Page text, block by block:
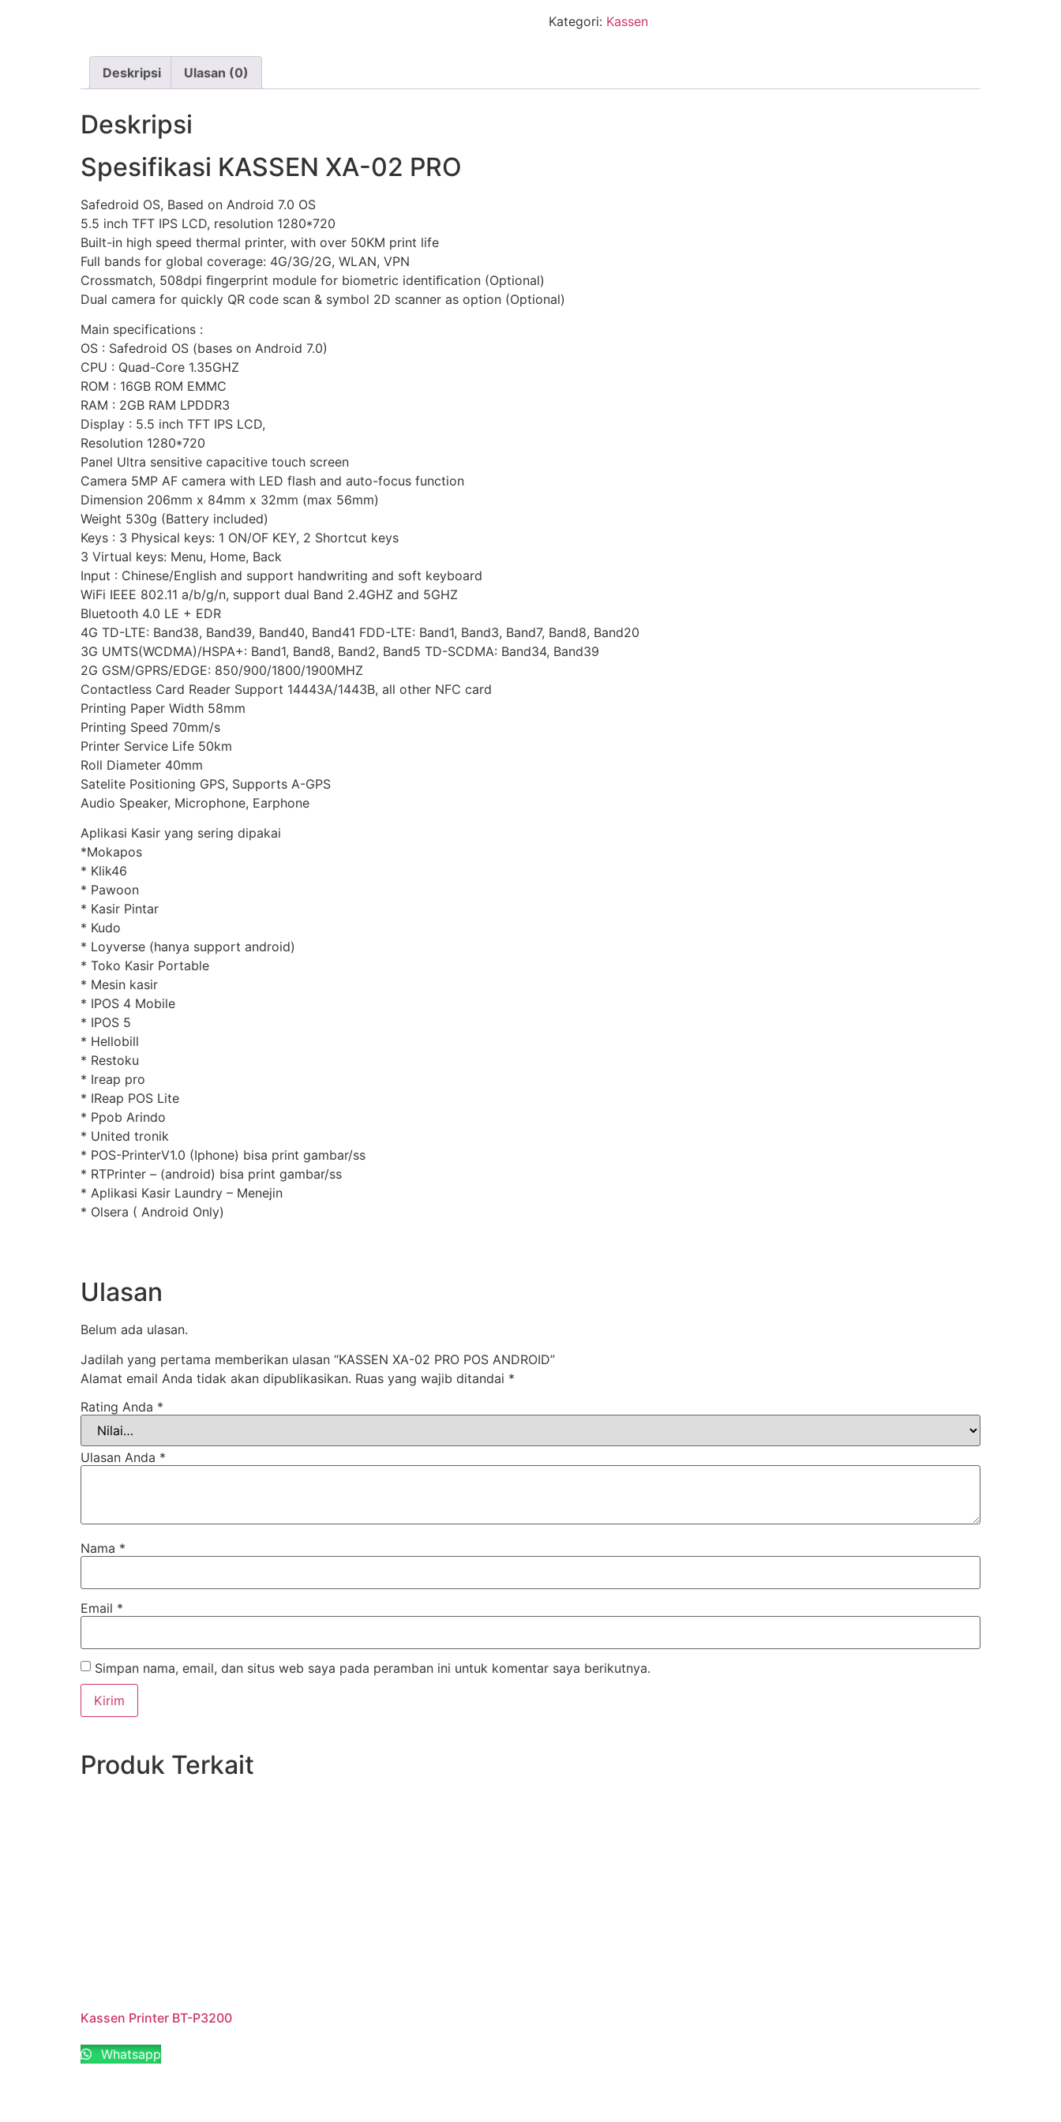
Kategori: Kassen
Deskripsi Ulasan (0)
Deskripsi
Spesifikasi KASSEN XA-02 PRO
Safedroid OS, Based on Android 7.0 OS
5.5 inch TFT IPS LCD, resolution 1280*720
Built-in high speed thermal printer, with over 50KM print life
Full bands for global coverage: 4G/3G/2G, WLAN, VPN
Crossmatch, 508dpi ﬁngerprint module for biometric identiﬁcation (Optional)
Dual camera for quickly QR code scan & symbol 2D scanner as option (Optional)
Main specifications :
OS : Safedroid OS (bases on Android 7.0)
CPU : Quad-Core 1.35GHZ
ROM : 16GB ROM EMMC
RAM : 2GB RAM LPDDR3
Display : 5.5 inch TFT IPS LCD,
Resolution 1280*720
Panel Ultra sensitive capacitive touch screen
Camera 5MP AF camera with LED flash and auto-focus function
Dimension 206mm x 84mm x 32mm (max 56mm)
Weight 530g (Battery included)
Keys : 3 Physical keys: 1 ON/OF KEY, 2 Shortcut keys
3 Virtual keys: Menu, Home, Back
Input : Chinese/English and support handwriting and soft keyboard
WiFi IEEE 802.11 a/b/g/n, support dual Band 2.4GHZ and 5GHZ
Bluetooth 4.0 LE + EDR
4G TD-LTE: Band38, Band39, Band40, Band41 FDD-LTE: Band1, Band3, Band7, Band8, Band20
3G UMTS(WCDMA)/HSPA+: Band1, Band8, Band2, Band5 TD-SCDMA: Band34, Band39
2G GSM/GPRS/EDGE: 850/900/1800/1900MHZ
Contactless Card Reader Support 14443A/1443B, all other NFC card
Printing Paper Width 58mm
Printing Speed 70mm/s
Printer Service Life 50km
Roll Diameter 40mm
Satelite Positioning GPS, Supports A-GPS
Audio Speaker, Microphone, Earphone
Aplikasi Kasir yang sering dipakai
*Mokapos
* Klik46
* Pawoon
* Kasir Pintar
* Kudo
* Loyverse (hanya support android)
* Toko Kasir Portable
* Mesin kasir
* IPOS 4 Mobile
* IPOS 5
* Hellobill
* Restoku
* Ireap pro
* IReap POS Lite
* Ppob Arindo
* United tronik
* POS-PrinterV1.0 (Iphone) bisa print gambar/ss
* RTPrinter – (android) bisa print gambar/ss
* Aplikasi Kasir Laundry – Menejin
* Olsera ( Android Only)
Ulasan
Belum ada ulasan.
Jadilah yang pertama memberikan ulasan “KASSEN XA-02 PRO POS ANDROID”
Alamat email Anda tidak akan dipublikasikan. Ruas yang wajib ditandai *
Rating Anda *
Ulasan Anda *
Nama *
Email *
Simpan nama, email, dan situs web saya pada peramban ini untuk komentar saya berikutnya.
Produk Terkait
Kassen Printer BT-P3200
Whatsapp